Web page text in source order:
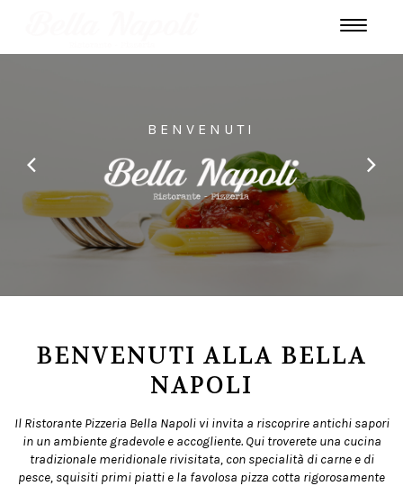
BENVENUTI
BENVENUTI ALLA BELLA
NAPOLI
Il Ristorante Pizzeria Bella Napoli vi invita a riscoprire antichi sapori
in un ambiente gradevole e accogliente. Qui troverete una cucina
tradizionale meridionale rivisitata, con specialità di carne e di
pesce, squisiti primi piatti e la favolosa pizza cotta rigorosamente